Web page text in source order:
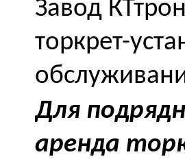
Завод
торкрет-
Для
аренда